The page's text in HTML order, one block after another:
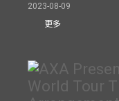
2023-08-09
更多